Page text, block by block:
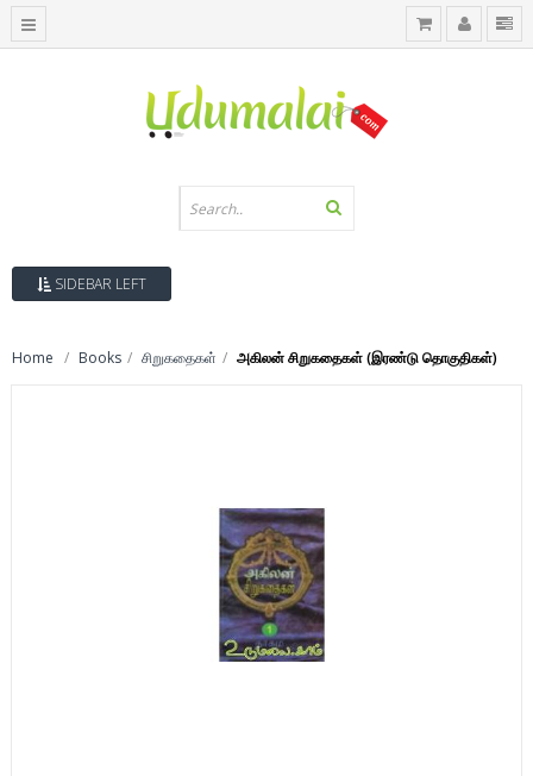
SIDEBAR LEFT
Home Books சிறுகதைகள் அகிலன் சிறுகதைகள் (இரண்டு தொகுதிகள்)